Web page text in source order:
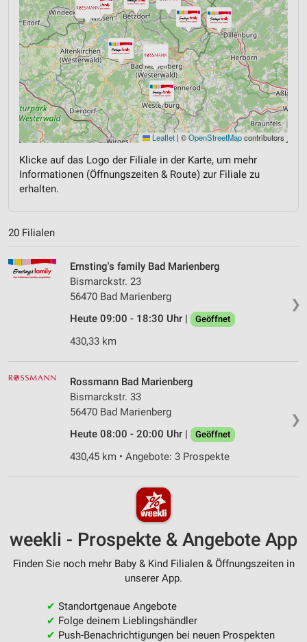
Leaflet | ©OpenStreetMapcontributors
Klicke auf das Logo der Filiale in der Karte, um mehr
Informationen (Öffnungszeiten & Route) zur Filiale zu
erhalten.
20 Filialen
❯
Ernsting's family Bad Marienberg
Bismarckstr. 23
56470 Bad Marienberg
Heute 09:00 - 18:30 Uhr |
Geöffnet
430,33 km
❯
Rossmann Bad Marienberg
Bismarckstr. 33
56470 Bad Marienberg
Heute 08:00 - 20:00 Uhr |
Geöffnet
430,45 km • Angebote: 3 Prospekte
weekli - Prospekte & Angebote App
Finden Sie noch mehr Baby & Kind Filialen & Öffnungszeiten in
unserer App.
✔ Standortgenaue Angebote
✔ Folge deinem Lieblingshändler
✔ Push-Benachrichtigungen bei neuen Prospekten